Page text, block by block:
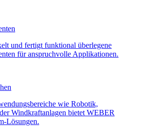
und fertigt funktional überlegene
für anspruchvolle Applikationen.
wie Robotik,
Windkraftanlagen bietet WEBER
Lösungen.